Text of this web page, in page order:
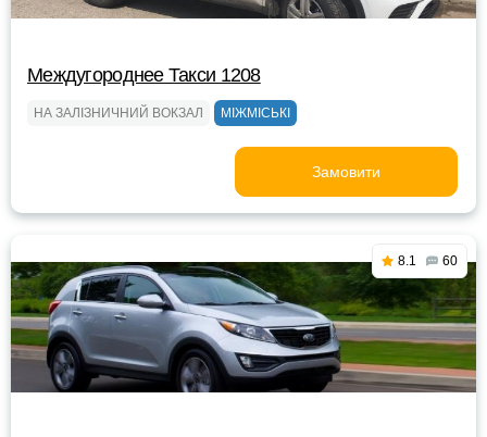
Междугороднее Такси 1208
НА ЗАЛІЗНИЧНИЙ ВОКЗАЛ МІЖМІСЬКІ
Замовити
8.1 60